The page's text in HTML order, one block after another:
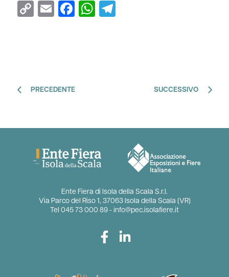
CopyEmailFacebook
WhatsApp
PRECEDENTE SUCCESSIVO
Ente Fiera di Isola della Scala S.r.l.
Via Parco del Riso 1, 37063 Isola della Scala (VR)
Tel 045 73 000 89 - info@pec.isolafiere.it